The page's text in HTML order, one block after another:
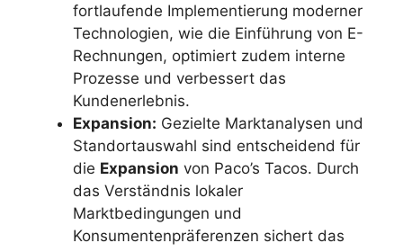
fortlaufende Implementierung moderner
Technologien, wie die Einführung von E-
Rechnungen, optimiert zudem interne
Prozesse und verbessert das
Kundenerlebnis.
Expansion: Gezielte Marktanalysen und
Standortauswahl sind entscheidend für
die Expansion von Paco’s Tacos. Durch
das Verständnis lokaler
Marktbedingungen und
Konsumentenpräferenzen sichert das